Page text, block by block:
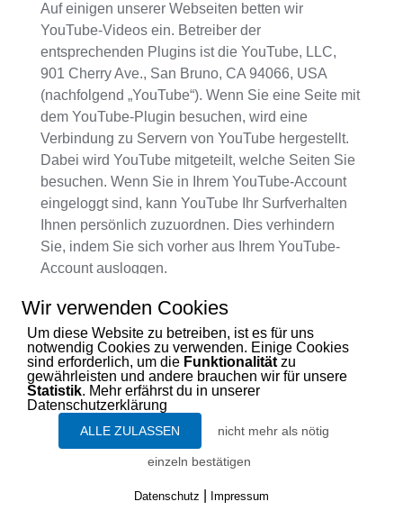
Auf einigen unserer Webseiten betten wir
YouTube-Videos ein. Betreiber der
entsprechenden Plugins ist die YouTube, LLC,
901 Cherry Ave., San Bruno, CA 94066, USA
(nachfolgend „YouTube“). Wenn Sie eine Seite mit
dem YouTube-Plugin besuchen, wird eine
Verbindung zu Servern von YouTube hergestellt.
Dabei wird YouTube mitgeteilt, welche Seiten Sie
besuchen. Wenn Sie in Ihrem YouTube-Account
eingeloggt sind, kann YouTube Ihr Surfverhalten
Ihnen persönlich zuzuordnen. Dies verhindern
Sie, indem Sie sich vorher aus Ihrem YouTube-
Account ausloggen.
Wird ein YouTube-Video gestartet, setzt der
Anbieter Cookies ein, die Hinweise über das
Nutzerverhalten sammeln.
Weitere Informationen zu Zweck und Umfang der
Datenerhebung und ihrer Verarbeitung durch
YouTube erhalten Sie in den
Datenschutzerklärungen des Anbieters, Dort
erhalten Sie auch weitere Informationen zu Ihren
Wir verwenden Cookies
Um diese Website zu betreiben, ist es für uns
notwendig Cookies zu verwenden. Einige Cookies
sind erforderlich, um die Funktionalität zu
gewährleisten und andere brauchen wir für unsere
Statistik. Mehr erfährst du in unserer
Datenschutzerklärung
ALLE ZULASSEN nicht mehr als nötig
einzeln bestätigen
Datenschutz Impressum